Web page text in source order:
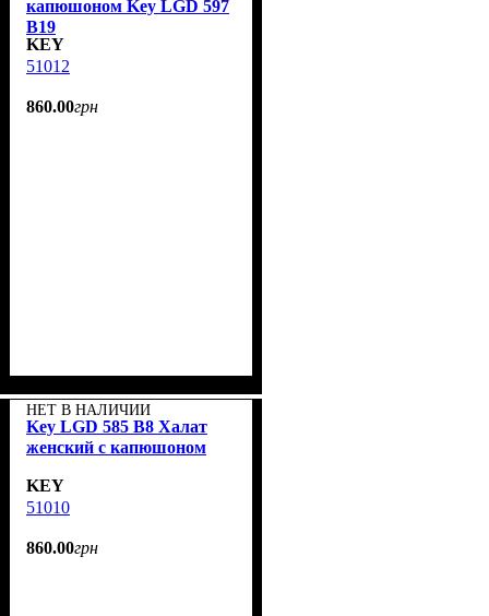
капюшоном Key LGD 597
B19
KEY
51012
860.00грн
НЕТ В НАЛИЧИИ
Key LGD 585 B8 Халат
женский с капюшоном
KEY
51010
860.00грн